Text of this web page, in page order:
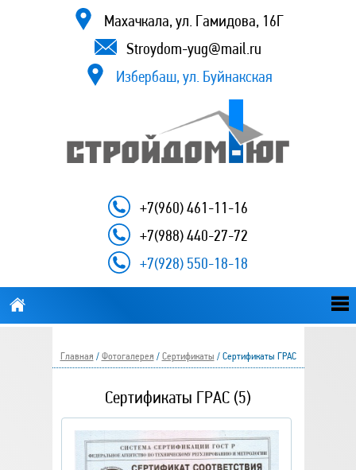
Махачкала, ул. Гамидова, 16Г
Stroydom-yug@mail.ru
Избербаш, ул. Буйнакская
+7(960) 461-11-16
+7(988) 440-27-72
+7(928) 550-18-18
Главная / Фотогалерея / Сертификаты / Сертификаты ГРАС
Сертификаты ГРАС (5)